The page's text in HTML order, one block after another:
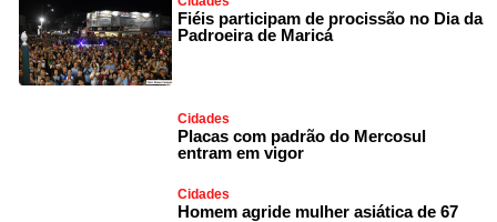
Fiéis participam de procissão no Dia da
Padroeira de Maricá
Cidades
Placas com padrão do Mercosul
entram em vigor
Cidades
Homem agride mulher asiática de 67